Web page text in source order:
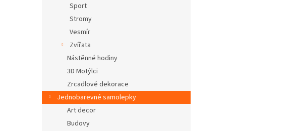
Sport
Stromy
Vesmír
Zvířata
Nástěnné hodiny
3D Motýlci
Zrcadlové dekorace
Jednobarevné samolepky
Art decor
Budovy